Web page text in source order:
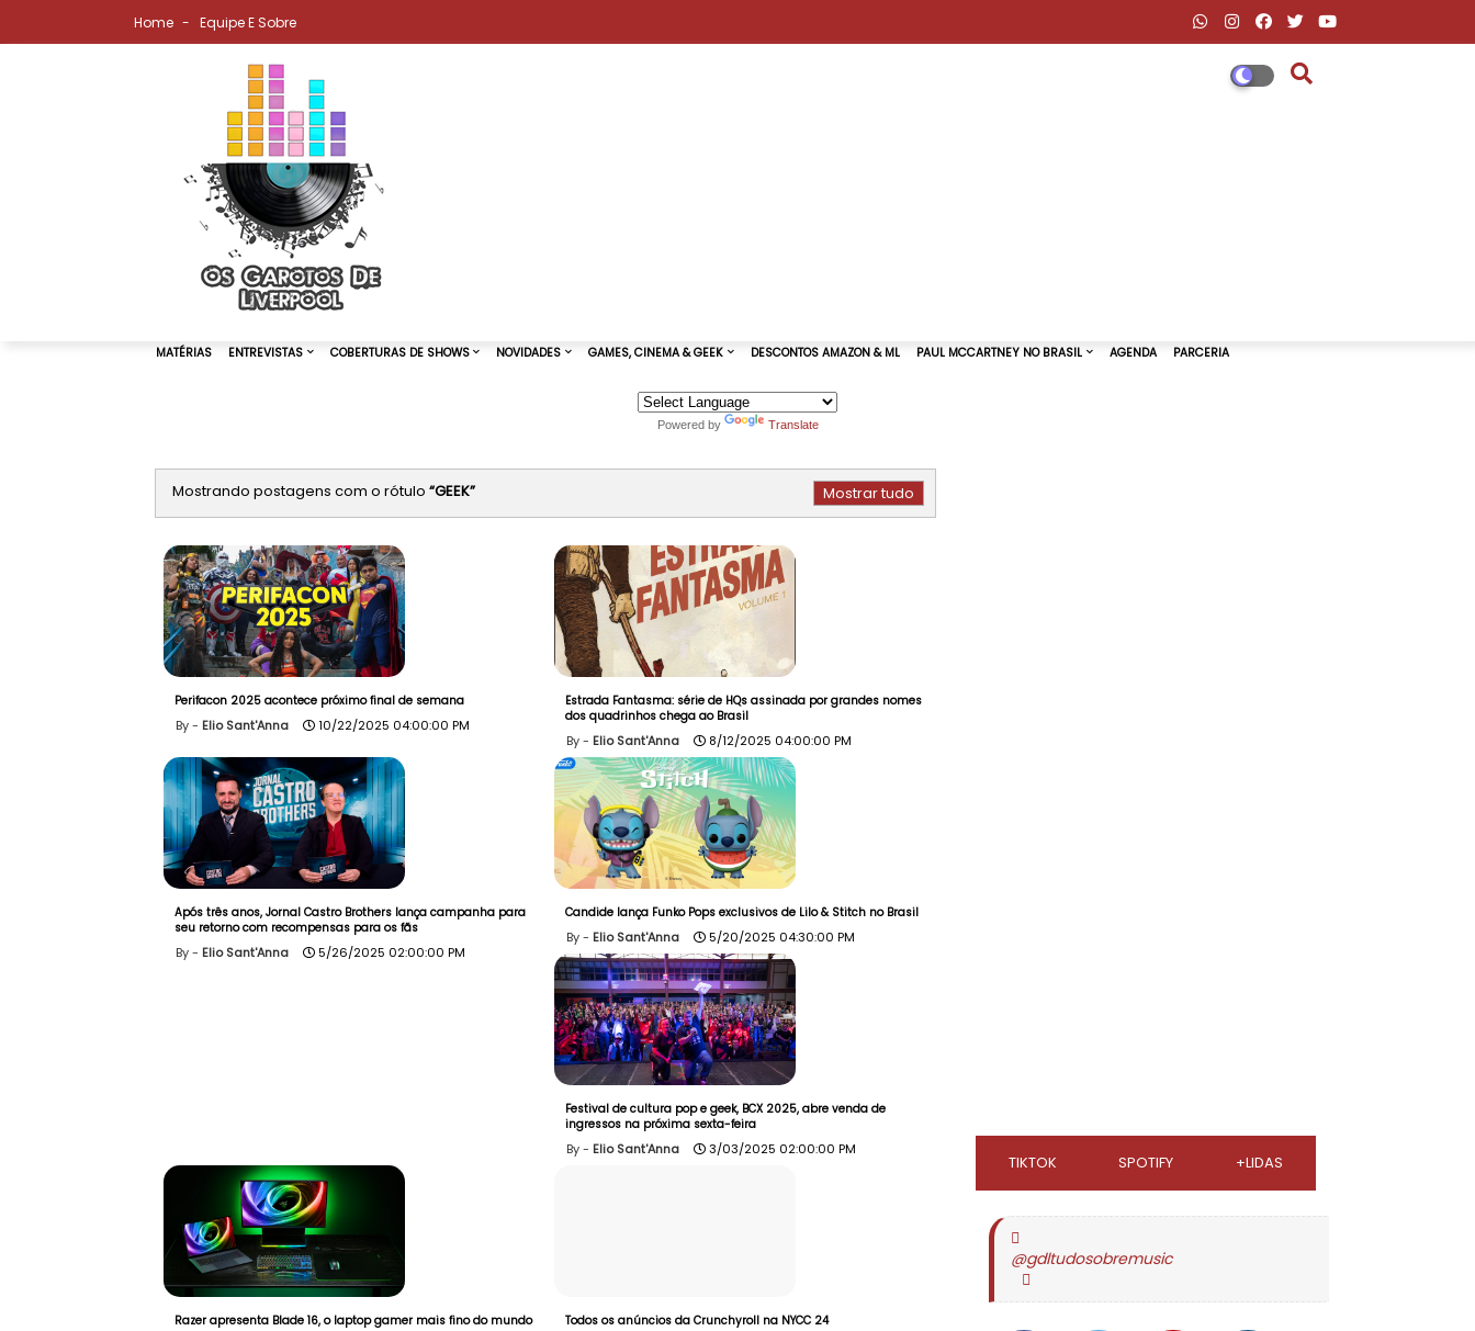
Home Equipe E Sobre
MATÉRIAS ENTREVISTAS COBERTURAS DE SHOWS NOVIDADES GAMES, CINEMA & GEEK
Powered by Translate
Mostrando postagens com o rótulo GEEK Mostrar tudo
Perifacon 2025 acontece próximo final de semana
Elio Sant'Anna 10/22/2025 04:00:00 PM
Estrada Fantasma: série de HQs assinada por grandes nomes
dos quadrinhos chega ao Brasil
Elio Sant'Anna 8/12/2025 04:00:00 PM
Após três anos, Jornal Castro Brothers lança campanha para
seu retorno com recompensas para os fãs
Elio Sant'Anna 5/26/2025 02:00:00 PM
Candide lança Funko Pops exclusivos de Lilo & Stitch no Brasil
Elio Sant'Anna 5/20/2025 04:30:00 PM
Festival de cultura pop e geek, BCX 2025, abre venda de
ingressos na próxima sexta-feira
Elio Sant'Anna 3/03/2025 02:00:00 PM
Razer apresenta Blade 16, o laptop gamer mais fino do mundo Todos os anúncios da Crunchyroll na NYCC 24
TIKTOK SPOTIFY +LIDAS
@gdltudosobremusic